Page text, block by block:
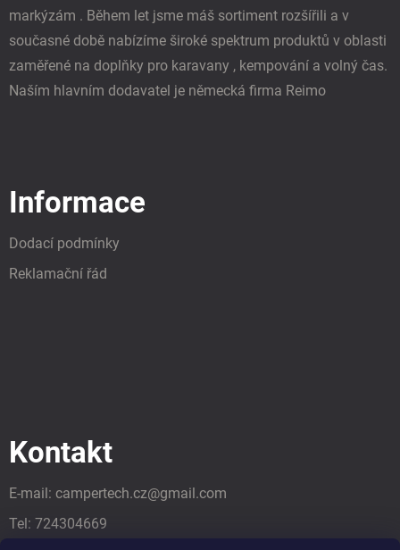
markýzám . Během let jsme máš sortiment rozšířili a v
současné době nabízíme široké spektrum produktů v oblasti
zaměřené na doplňky pro karavany , kempování a volný čas.
Naším hlavním dodavatel je německá firma Reimo
Informace
Dodací podmínky
Reklamační řád
Kontakt
E-mail: campertech.cz@gmail.com
Tel: 724304669